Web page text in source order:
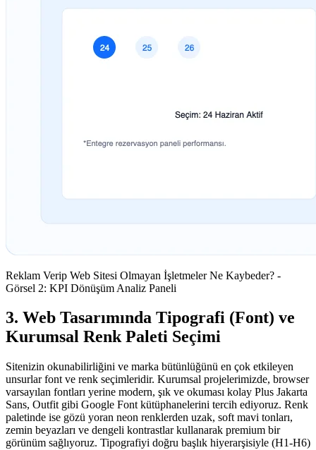
Reklam Verip Web Sitesi Olmayan İşletmeler Ne Kaybeder? -
Görsel 2: KPI Dönüşüm Analiz Paneli
3. Web Tasarımında Tipografi (Font) ve
Kurumsal Renk Paleti Seçimi
Sitenizin okunabilirliğini ve marka bütünlüğünü en çok etkileyen
unsurlar font ve renk seçimleridir. Kurumsal projelerimizde, browser
varsayılan fontları yerine modern, şık ve okuması kolay Plus Jakarta
Sans, Outfit gibi Google Font kütüphanelerini tercih ediyoruz. Renk
paletinde ise gözü yoran neon renklerden uzak, soft mavi tonları,
zemin beyazları ve dengeli kontrastlar kullanarak premium bir
görünüm sağlıyoruz. Tipografiyi doğru başlık hiyerarşisiyle (H1-H6)